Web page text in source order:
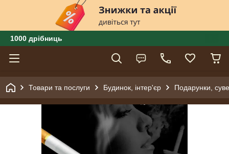
1000 дрібниць
Товари та послуги Будинок, інтер'єр Подарунки,